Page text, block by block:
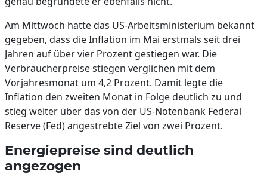
Am Mittwoch hatte das US-Arbeitsministerium bekannt
gegeben, dass die Inflation im Mai erstmals seit drei
Jahren auf über vier Prozent gestiegen war. Die
Verbraucherpreise stiegen verglichen mit dem
Vorjahresmonat um 4,2 Prozent. Damit legte die
Inflation den zweiten Monat in Folge deutlich zu und
stieg weiter über das von der US-Notenbank Federal
Reserve (Fed) angestrebte Ziel von zwei Prozent.
Energiepreise sind deutlich
angezogen